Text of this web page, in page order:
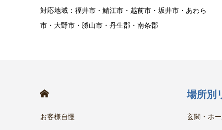
対応地域：福井市・鯖江市・越前市・坂井市・あわら
市・大野市・勝山市・丹生郡・南条郡
お客様自慢
場所別
玄関・ホ